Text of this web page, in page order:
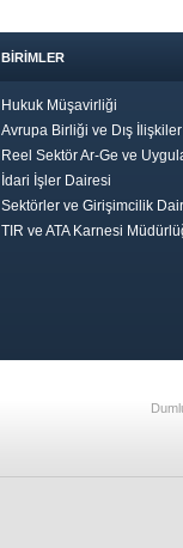
BİRİMLER
Hukuk Müşavirliği
Avrupa Birliği ve Dış
Reel Sektör Ar-Ge ve
İdari İşler Dairesi
Sektörler ve Girişimcilik
TIR ve ATA Karnesi